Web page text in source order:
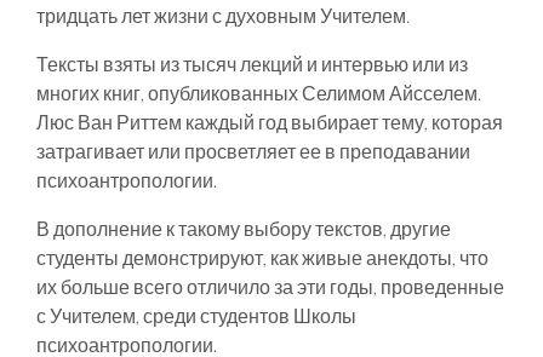
тридцать лет жизни с духовным Учителем.
Тексты взяты из тысяч лекций и интервью или из
многих книг, опубликованных Селимом Айсселем.
Люс Ван Риттем каждый год выбирает тему, которая
затрагивает или просветляет ее в преподавании
психоантропологии.
В дополнение к такому выбору текстов, другие
студенты демонстрируют, как живые анекдоты, что
их больше всего отличило за эти годы, проведенные
с Учителем, среди студентов Школы
психоантропологии.